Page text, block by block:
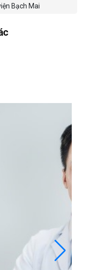
Bạch Mai